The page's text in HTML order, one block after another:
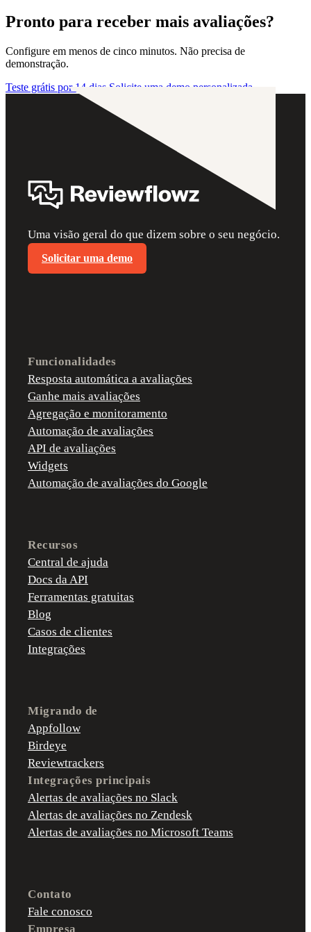
Pronto para receber mais avaliações?
Configure em menos de cinco minutos. Não precisa de
demonstração.
Teste grátis por 14 dias Solicite uma demo personalizada
Uma visão geral do que dizem sobre o seu negócio.
Solicitar uma demo
Funcionalidades
Resposta automática a avaliações
Ganhe mais avaliações
Agregação e monitoramento
Automação de avaliações
API de avaliações
Widgets
Automação de avaliações do Google
Recursos
Central de ajuda
Docs da API
Ferramentas gratuitas
Blog
Casos de clientes
Integrações
Migrando de
Appfollow
Birdeye
Reviewtrackers
Integrações principais
Alertas de avaliações no Slack
Alertas de avaliações no Zendesk
Alertas de avaliações no Microsoft Teams
Contato
Fale conosco
Empresa